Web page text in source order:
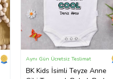
BK Kids İsimli Teyze Anne
Aynı Gün Ücretsiz Teslimat